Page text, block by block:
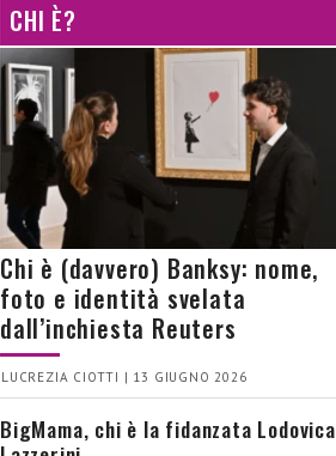
CHI È?
Chi è (davvero) Banksy: nome,
foto e identità svelata
dall’inchiesta Reuters
LUCREZIA CIOTTI | 13 GIUGNO 2026
BigMama, chi è la fidanzata Lodovica